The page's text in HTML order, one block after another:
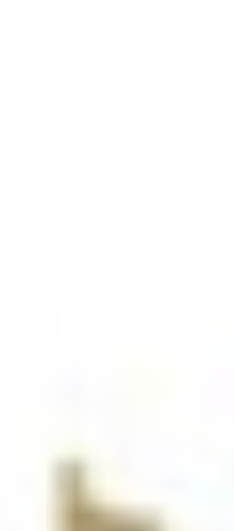
könnten die